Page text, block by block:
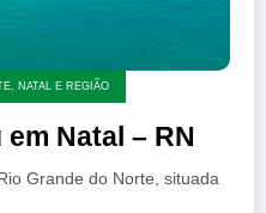
NATAL E REGIÃO
Natal – RN
Grande do Norte, situada